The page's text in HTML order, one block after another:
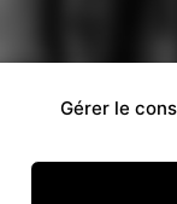
Gérer le